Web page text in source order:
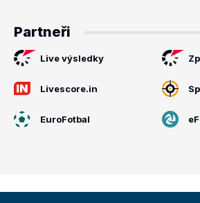
Partneři
Live výsledky
Livescore.in
EuroFotbal